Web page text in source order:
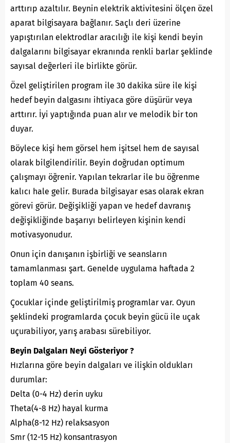
arttırıp azaltılır. Beynin elektrik aktivitesini ölçen özel
aparat bilgisayara bağlanır. Saçlı deri üzerine
yapıştırılan elektrodlar aracılığı ile kişi kendi beyin
dalgalarını bilgisayar ekranında renkli barlar şeklinde
sayısal değerleri ile birlikte görür.
Özel geliştirilen program ile 30 dakika süre ile kişi
hedef beyin dalgasını ihtiyaca göre düşürür veya
arttırır. İyi yaptığında puan alır ve melodik bir ton
duyar.
Böylece kişi hem görsel hem işitsel hem de sayısal
olarak bilgilendirilir. Beyin doğrudan optimum
çalışmayı öğrenir. Yapılan tekrarlar ile bu öğrenme
kalıcı hale gelir. Burada bilgisayar esas olarak ekran
görevi görür. Değişikliği yapan ve hedef davranış
değişikliğinde başarıyı belirleyen kişinin kendi
motivasyonudur.
Onun için danışanın işbirliği ve seansların
tamamlanması şart. Genelde uygulama haftada 2
toplam 40 seans.
Çocuklar içinde geliştirilmiş programlar var. Oyun
şeklindeki programlarda çocuk beyin gücü ile uçak
uçurabiliyor, yarış arabası sürebiliyor.
Beyin Dalgaları Neyi Gösteriyor ?
Hızlarına göre beyin dalgaları ve ilişkin oldukları
durumlar:
Delta (0-4 Hz) derin uyku
Theta(4-8 Hz) hayal kurma
Alpha(8-12 Hz) relaksasyon
Smr (12-15 Hz) konsantrasyon